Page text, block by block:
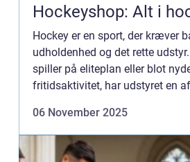
Hockeyshop: Alt i
Hockey er en sport, der kræver
udholdenhed og det rette
spiller på eliteplan eller blot
fritidsaktivitet, har udstyret en
06 November 2025